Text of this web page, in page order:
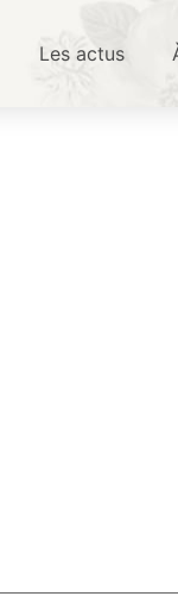
Les actus